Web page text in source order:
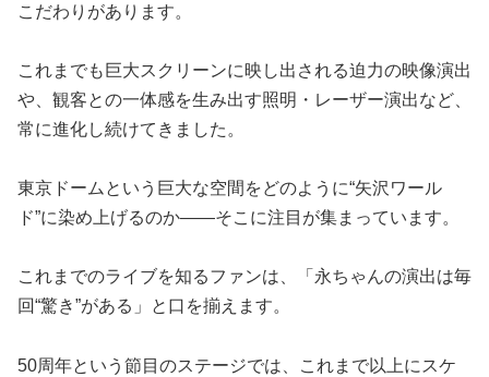
こだわりがあります。
これまでも巨大スクリーンに映し出される迫力の映像演出
や、観客との一体感を生み出す照明・レーザー演出など、
常に進化し続けてきました。
東京ドームという巨大な空間をどのように“矢沢ワール
ド”に染め上げるのか——そこに注目が集まっています。
これまでのライブを知るファンは、「永ちゃんの演出は毎
回“驚き”がある」と口を揃えます。
50周年という節目のステージでは、これまで以上にスケ